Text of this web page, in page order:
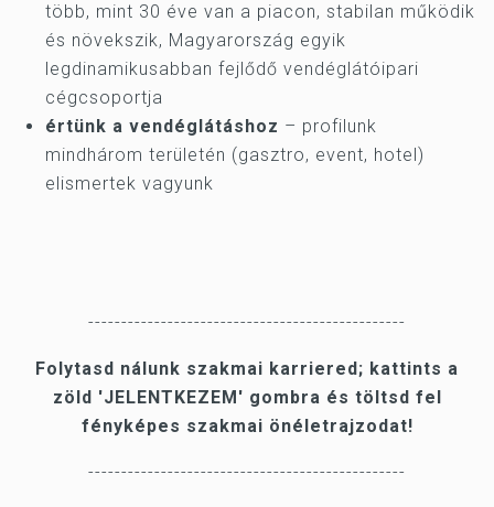
több, mint 30 éve van a piacon, stabilan működik
és növekszik, Magyarország egyik
legdinamikusabban fejlődő vendéglátóipari
cégcsoportja
értünk a vendéglátáshoz – profilunk
mindhárom területén (gasztro, event, hotel)
elismertek vagyunk
------------------------------------------------
Folytasd nálunk szakmai karriered; kattints a
zöld 'JELENTKEZEM' gombra és töltsd fel
fényképes szakmai önéletrajzodat!
------------------------------------------------